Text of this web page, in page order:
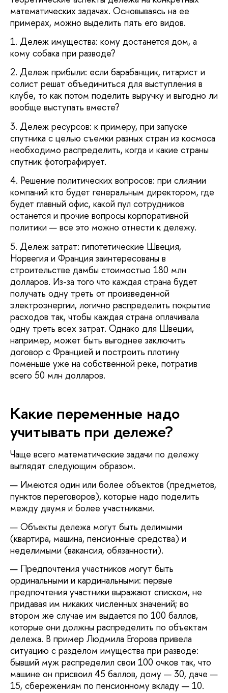
математических задачах. Основываясь на ее
примерах, можно выделить пять его видов.
1. Дележ имущества: кому достанется дом, а
кому собака при разводе?
2. Дележ прибыли: если барабанщик, гитарист и
солист решат объединиться для выступления в
клубе, то как потом поделить выручку и выгодно ли
вообще выступать вместе?
3. Дележ ресурсов: к примеру, при запуске
спутника с целью съемки разных стран из космоса
необходимо распределить, когда и какие страны
спутник фотографирует.
4. Решение политических вопросов: при слиянии
компаний кто будет генеральным директором, где
будет главный офис, какой пул сотрудников
останется и прочие вопросы корпоративной
политики — все это можно отнести к дележу.
5. Дележ затрат: гипотетические Швеция,
Норвегия и Франция заинтересованы в
строительстве дамбы стоимостью 180 млн
долларов. Из-за того что каждая страна будет
получать одну треть от произведенной
электроэнергии, логично распределить покрытие
расходов так, чтобы каждая страна оплачивала
одну треть всех затрат. Однако для Швеции,
например, может быть выгоднее заключить
договор с Францией и построить плотину
поменьше уже на собственной реке, потратив
всего 50 млн долларов.
Какие переменные надо
учитывать при дележе?
Чаще всего математические задачи по дележу
выглядят следующим образом.
Имеются один или более объектов (предметов,
пунктов переговоров), которые надо поделить
между двумя и более участниками.
Объекты дележа могут быть делимыми
(квартира, машина, пенсионные средства) и
неделимыми (вакансия, обязанности).
Предпочтения участников могут быть
ординальными и кардинальными: первые
предпочтения участники выражают списком, не
придавая им никаких численных значений; во
втором же случае им выдается по 100 баллов,
которые они должны распределить по объектам
дележа. В пример Людмила Егорова привела
ситуацию с разделом имущества при разводе:
бывший муж распределил свои 100 очков так, что
машине он присвоил 45 баллов, дому — 30, даче —
15, сбережениям по пенсионному вкладу — 10.